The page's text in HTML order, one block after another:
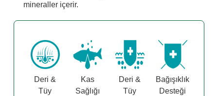
mineraller içerir.
Deri &
Tüy
Kas
Sağlığı
Deri &
Tüy
Bağışıklık
Desteği